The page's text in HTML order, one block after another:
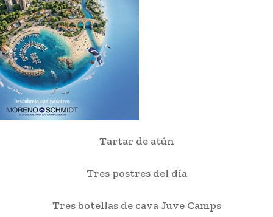
Tartar de atún
Tres postres del día
Tres botellas de cava Juve Camps